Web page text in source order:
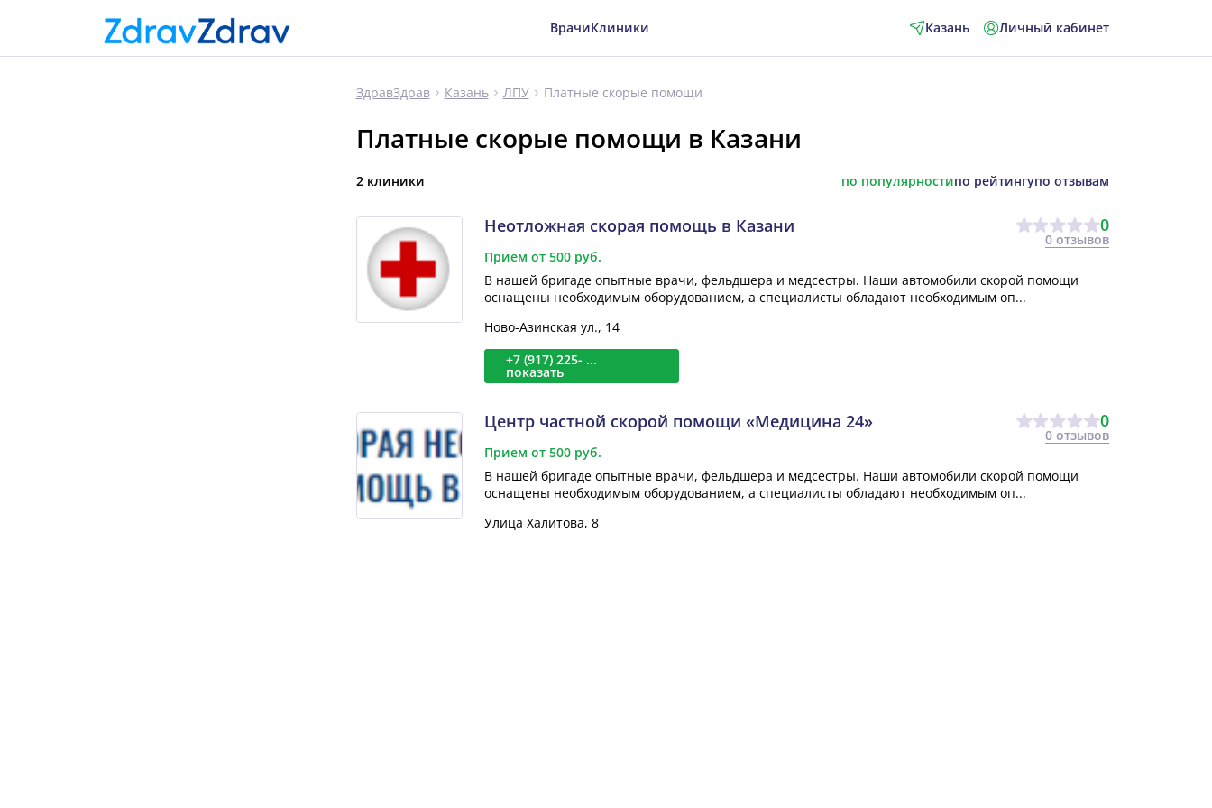
ВрачиКлиники Казань Личный кабинет
ЗдравЗдрав Казань ЛПУ Платные скорые помощи
Платные скорые помощи в Казани
2 клиники по популярностипо рейтингупо отзывам
Неотложная скорая помощь в Казани 0
0 отзывов
Прием от 500 руб.
В нашей бригаде опытные врачи, фельдшера и медсестры. Наши автомобили скорой помощи
оснащены необходимым оборудованием, а специалисты обладают необходимым оп...
Ново-Азинская ул., 14
+7 (917) 225- ...
показать
Центр частной скорой помощи «Медицина 24» 0
0 отзывов
Прием от 500 руб.
В нашей бригаде опытные врачи, фельдшера и медсестры. Наши автомобили скорой помощи
оснащены необходимым оборудованием, а специалисты обладают необходимым оп...
​Улица Халитова, 8​